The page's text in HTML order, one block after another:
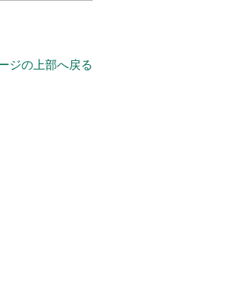
ジの上部へ戻る